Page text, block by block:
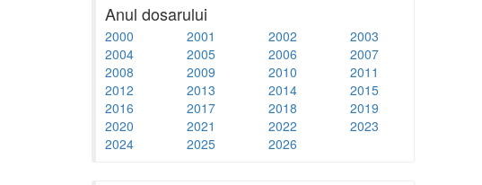
Anul dosarului
2000 2001 2002
2003
2004
2005 2006
2007
2008
2009 2010
2011
2012
2013 2014
2015
2016
2017 2018
2019
2020
2021 2022
2023
2024
2025 2026